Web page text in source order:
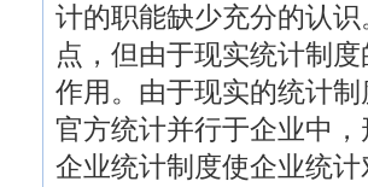
计的职能缺少充分的认
点，但由于现实统计制
作用。由于现实的统计
官方统计并行于企业中
企业统计制度使企业统